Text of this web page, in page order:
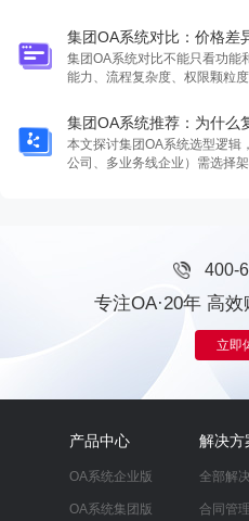
覆盖广但需验打通能力；轻量
发宜作局部补充。核心维度包
粒度、信创适配、系统集成及
集团OA系统对比：价格差
集团OA系统对比不能只看功能
能力、流程复杂度、权限颗粒
合复杂组织长期治理，华天动
作流、细粒度权限与信创适配
本文探讨集团OA系统选型逻辑
公司、多业务线企业）需选择
400-
专注OA·20年 高
立即
产品中心
OA系统企业版
OA系统集团版
解决方
全部解
合同管理